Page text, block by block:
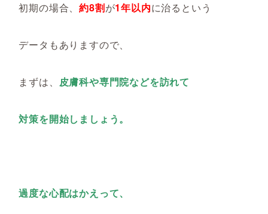
初期の場合、約8割が1年以内に治るという
データもありますので、
まずは、 皮膚科や専門院などを訪れて
対策を開始しましょう。
過度な心配はかえって、